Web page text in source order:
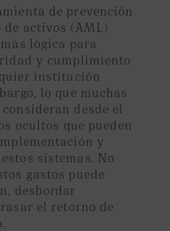
de prevención
activos (AML)
lógica para
y cumplimiento
institución
lo que muchas
desde el
ocultos que pueden
y
sistemas. No
gastos puede
desbordar
el retorno de